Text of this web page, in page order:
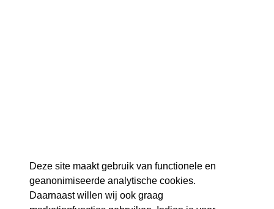
Deze site maakt gebruik van functionele en
geanonimiseerde analytische cookies.
Daarnaast willen wij ook graag